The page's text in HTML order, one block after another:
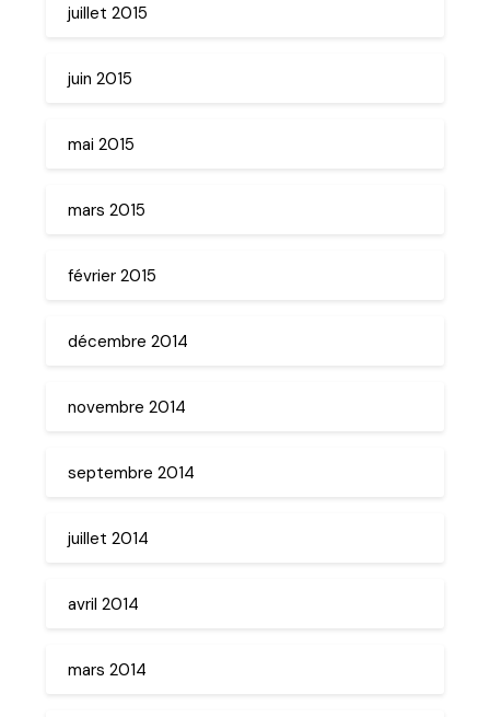
juillet 2015
juin 2015
mai 2015
mars 2015
février 2015
décembre 2014
novembre 2014
septembre 2014
juillet 2014
avril 2014
mars 2014